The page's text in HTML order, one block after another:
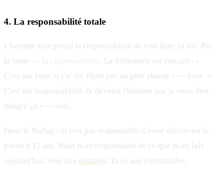
4. La responsabilité totale
L'homme sain prend la responsabilité de tout dans sa vie. Pas
la faute — la
. La différence est cruciale. «
C'est ma faute si j'ai été élevé par un père absent » — faux. «
C'est ma responsabilité de devenir l'homme que je veux être
malgré ça » — vrai.
Dans le NoFap : tu n'es pas responsable d'avoir découvert le
porno à 12 ans. Mais tu es responsable de ce que tu en fais
aujourd'hui. Stop aux excuses. Tu es aux commandes.